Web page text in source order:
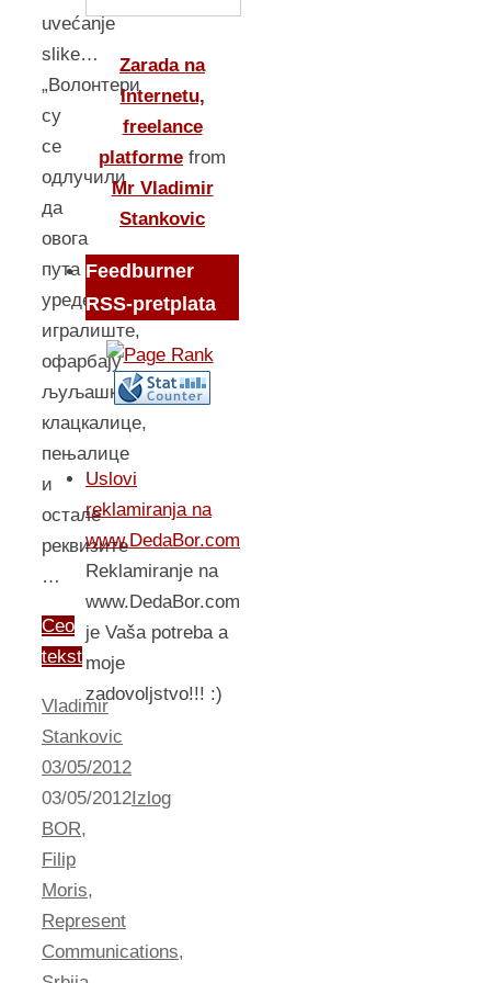
uvećanje
slike…
„Волонтери
су
се
одлучили
да
овога
пута
уреде
игралиште,
офaрбaју
љуљашке,
клацкалице,
пењалице
и
остале
реквизите
…
Ceo
tekst
Vladimir
Stankovic
03/05/2012
03/05/2012 Izlog
BOR,
Filip
Moris,
Represent
Communications,
Zarada na
Internetu,
freelance
platforme from
Mr Vladimir
Stankovic
Feedburner
RSS-pretplata
Uslovi
reklamiranja na
www.DedaBor.com
Reklamiranje na
www.DedaBor.com
je Vaša potreba a
moje
zadovoljstvo!!! :)